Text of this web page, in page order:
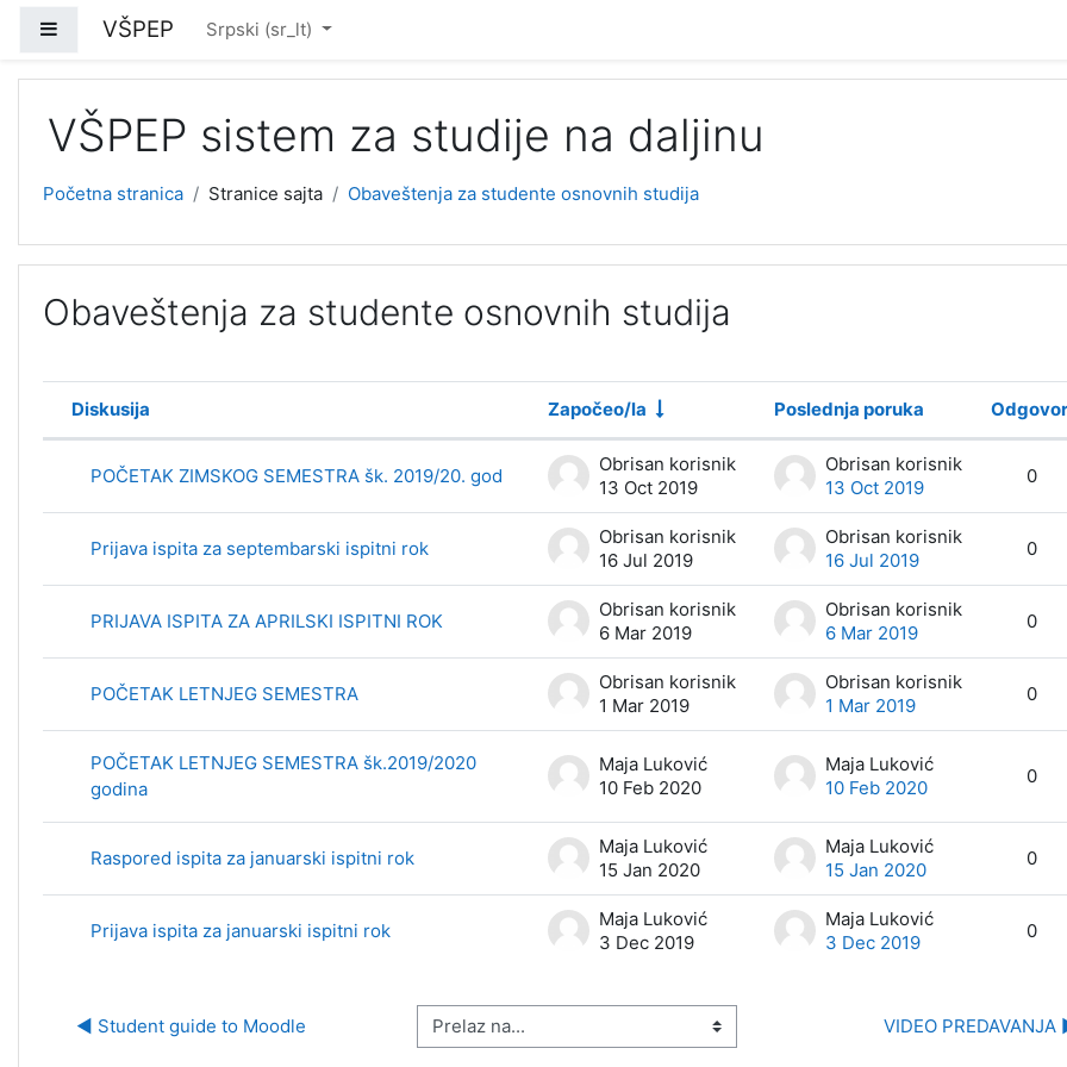
Idi na glavni sadržaj
Bočni panel
VŠPEP Srpski ‎(sr_lt)‎
VŠPEP sistem za studije na daljinu
Početna stranica Stranice sajta Obaveštenja za studente osnovnih studija
Obaveštenja za studente osnovnih studija
Spisak diskusija. Prikazuje se 7 od ukupno 7 diskusije/a
Status
Diskusija Započeo/la Poslednja poruka
POČETAK ZIMSKOG SEMESTRA šk. 2019/20. god
Obrisan korisnik
13 Oct 2019
Obrisan korisnik
13 Oct 2019
0
Prijava ispita za septembarski ispitni rok
Obrisan korisnik
16 Jul 2019
Obrisan korisnik
16 Jul 2019
0
PRIJAVA ISPITA ZA APRILSKI ISPITNI ROK
Obrisan korisnik
6 Mar 2019
Obrisan korisnik
6 Mar 2019
0
POČETAK LETNJEG SEMESTRA
Obrisan korisnik
1 Mar 2019
Obrisan korisnik
1 Mar 2019
0
POČETAK LETNJEG SEMESTRA šk.2019/2020
godina
Maja Luković
10 Feb 2020
Maja Luković
10 Feb 2020
0
Raspored ispita za januarski ispitni rok
Maja Luković
15 Jan 2020
Maja Luković
15 Jan 2020
0
Prijava ispita za januarski ispitni rok
Maja Luković
3 Dec 2019
Maja Luković
3 Dec 2019
0
◀︎ Student guide to Moodle Prelaz na... VIDEO PREDAVANJA